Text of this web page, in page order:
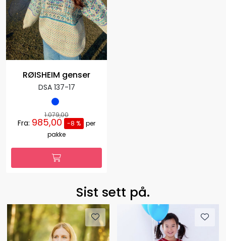
RØISHEIM genser
DSA 137-17
1.079,00
Fra: 985,00 -8 % per
pakke
Sist sett på.